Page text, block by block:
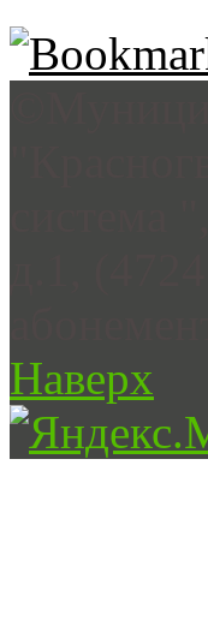
Наверх